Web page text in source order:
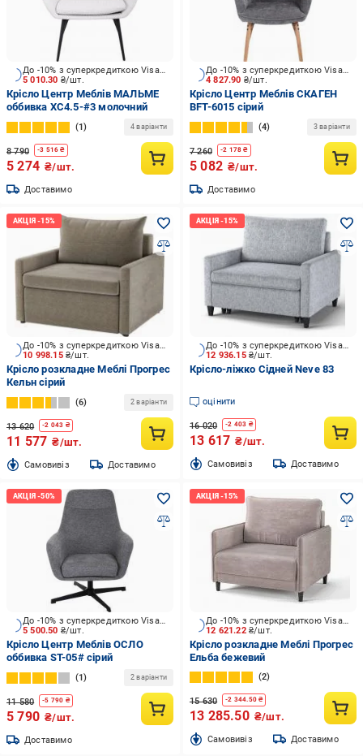
5 010.30 ₴/шт.
До -10% з суперкредиткою Visa Вигода
Крісло Центр Меблів МАЛЬМЕ
оббивка XC4.5-#3 молочний
1 4 варіанти
8 790 -3 516 ₴
5 274 ₴/шт.
Доставимо
4 827.90 ₴/шт.
До -10% з суперкредиткою Visa Вигода
Крісло Центр Меблів СКАГЕН
BFT-6015 сірий
4 3 варіанти
7 260 -2 178 ₴
5 082 ₴/шт.
Доставимо
10 998.15 ₴/шт.
До -10% з суперкредиткою Visa Вигода
Крісло розкладне Меблі Прогрес
Кельн сірий
6 2 варіанти
13 620 -2 043 ₴
11 577 ₴/шт.
Cамовивіз Доставимо
12 936.15 ₴/шт.
До -10% з суперкредиткою Visa Вигода
Крісло-ліжко Сідней Neve 83
оцінити
16 020 -2 403 ₴
13 617 ₴/шт.
Cамовивіз Доставимо
5 500.50 ₴/шт.
До -10% з суперкредиткою Visa Вигода
Крісло Центр Меблів ОСЛО
оббивка ST-05# сірий
1 2 варіанти
11 580 -5 790 ₴
5 790 ₴/шт.
Доставимо
12 621.22 ₴/шт.
До -10% з суперкредиткою Visa Вигода
Крісло розкладне Меблі Прогрес
Ельба бежевий
2
15 630 -2 344.50₴
13 285.50 ₴/шт.
Cамовивіз Доставимо